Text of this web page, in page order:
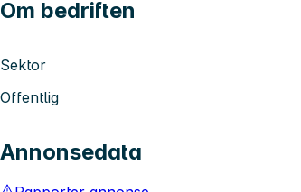
Om bedriften
Sektor
Offentlig
Annonsedata